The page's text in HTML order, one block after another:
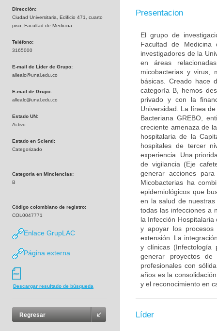
Dirección:
Ciudad Universitaria, Edificio 471, cuarto
piso, Facultad de Medicina
Teléfono:
3165000
E-mail de Líder de Grupo:
allealc@unal.edu.co
E-mail de Grupo:
allealc@unal.edu.co
Estado UN:
Activo
Estado en Scienti:
Categorizado
Categoría en Minciencias:
B
Código colombiano de registro:
COL0047771
Enlace GrupLAC
Página externa
Descargar resultado de búsqueda
Regresar
Presentacion
El grupo de
Facultad de
investigadores de la
en áreas
micobacterias y virus,
básicas. Creado hace
categoría B, hemos
privado y con la
Universidad. La línea
Bacteriana GREBO,
creciente amenaza de
hospitalaria de la
hospitales de tercer
experiencia. Una
de vigilancia (Eje
generar acciones
Micobacterias ha
epidemiológicos que
en la salud de
todas las infecciones a
la Infección
y apoyar los
extensión. La
y clínicas (Infectología
generar proyectos
profesionales con
años es la
y el reconocimiento en
Líder